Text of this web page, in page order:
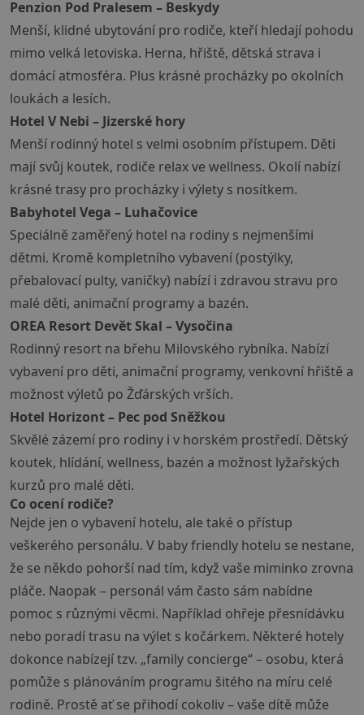
Penzion Pod Pralesem – Beskydy
Menší, klidné ubytování pro rodiče, kteří hledají pohodu
mimo velká letoviska. Herna, hřiště, dětská strava i
domácí atmosféra. Plus krásné procházky po okolních
loukách a lesích.
Hotel V Nebi – Jizerské hory
Menší rodinný hotel s velmi osobním přístupem. Děti
mají svůj koutek, rodiče relax ve wellness. Okolí nabízí
krásné trasy pro procházky i výlety s nosítkem.
Babyhotel Vega – Luhačovice
Speciálně zaměřený hotel na rodiny s nejmenšími
dětmi. Kromě kompletního vybavení (postýlky,
přebalovací pulty, vaničky) nabízí i zdravou stravu pro
malé děti, animační programy a bazén.
OREA Resort Devět Skal – Vysočina
Rodinný resort na břehu Milovského rybníka. Nabízí
vybavení pro děti, animační programy, venkovní hřiště a
možnost výletů po Žďárských vrších.
Hotel Horizont – Pec pod Sněžkou
Skvělé zázemí pro rodiny i v horském prostředí. Dětský
koutek, hlídání, wellness, bazén a možnost lyžařských
kurzů pro malé děti.
Co ocení rodiče?
Nejde jen o vybavení hotelu, ale také o přístup
veškerého personálu. V baby friendly hotelu se nestane,
že se někdo pohorší nad tím, když vaše miminko zrovna
pláče. Naopak – personál vám často sám nabídne
pomoc s různými věcmi. Například ohřeje přesnídávku
nebo poradí trasu na výlet s kočárkem. Některé hotely
dokonce nabízejí tzv. „family concierge“ – osobu, která
pomůže s plánováním programu šitého na míru celé
rodině. Prostě ať se přihodí cokoliv – vaše dítě může